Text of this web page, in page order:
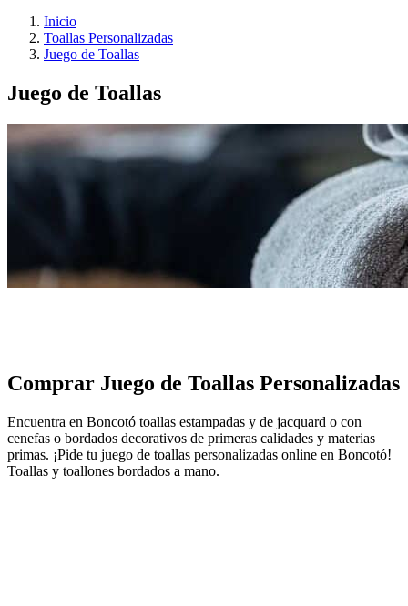
Inicio
Toallas Personalizadas
Juego de Toallas
Juego de Toallas
Comprar Juego de Toallas Personalizadas
Encuentra en Boncotó toallas estampadas y de jacquard o con
cenefas o bordados decorativos de primeras calidades y materias
primas. ¡Pide tu juego de toallas personalizadas online en Boncotó!
Toallas y toallones bordados a mano.